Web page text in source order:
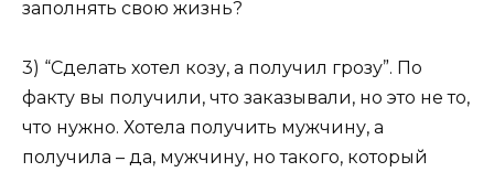
заполнять свою жизнь?
3) “Сделать хотел козу, а получил грозу”. По
факту вы получили, что заказывали, но это не то,
что нужно. Хотела получить мужчину, а
получила – да, мужчину, но такого, который